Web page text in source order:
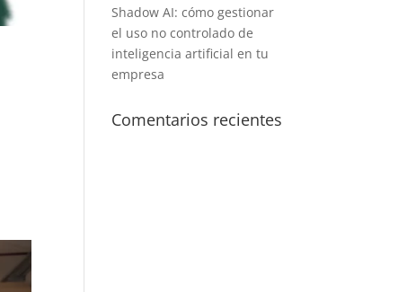
Shadow AI: cómo gestionar
el uso no controlado de
inteligencia artificial en tu
empresa
Comentarios recientes